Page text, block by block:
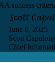
success
June 6, 2025
Scott Capulong
Chief